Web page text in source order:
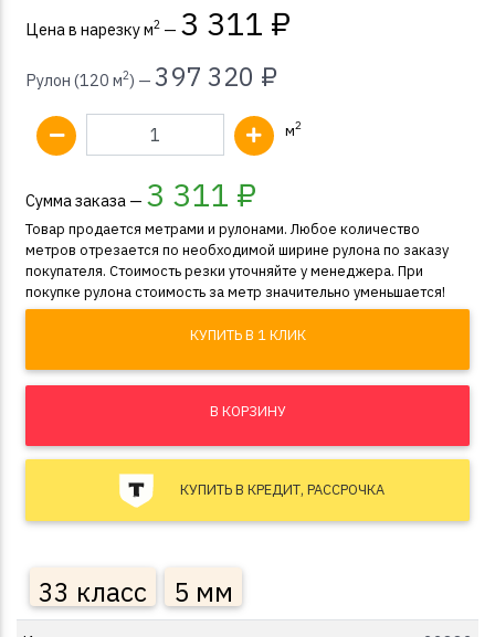
Цена в нарезку м2 — 3 311 ₽
Рулон (120 м2) — 397 320 ₽
м2
Сумма заказа — 3 311 ₽
Товар продается метрами и рулонами. Любое количество
метров отрезается по необходимой ширине рулона по заказу
покупателя. Стоимость резки уточняйте у менеджера. При
покупке рулона стоимость за метр значительно уменьшается!
КУПИТЬ В 1 КЛИК
В КОРЗИНУ
КУПИТЬ В КРЕДИТ, РАССРОЧКА
33 класс 5 мм